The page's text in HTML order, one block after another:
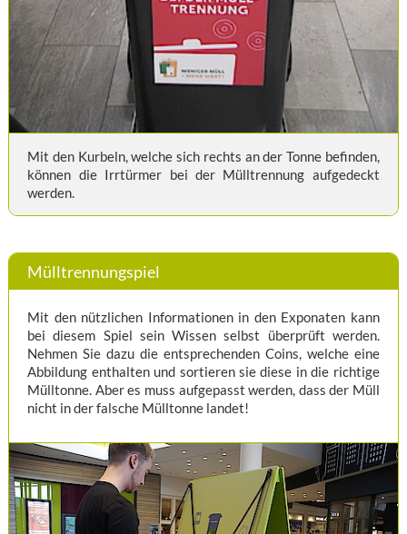
Mit den Kurbeln, welche sich rechts an der Tonne befinden,
können die Irrtürmer bei der Mülltrennung aufgedeckt
werden.
Mülltrennungspiel
Mit den nützlichen Informationen in den Exponaten kann
bei diesem Spiel sein Wissen selbst überprüft werden.
Nehmen Sie dazu die entsprechenden Coins, welche eine
Abbildung enthalten und sortieren sie diese in die richtige
Mülltonne. Aber es muss aufgepasst werden, dass der Müll
nicht in der falsche Mülltonne landet!